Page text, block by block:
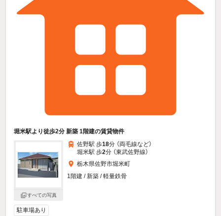
堀米駅より徒歩2分 新築 1階建の賃貸物件
すべての写真
佐野駅 歩18分 （両毛線など）
堀米駅 歩2分 （東武佐野線）
栃木県佐野市堀米町
1階建 / 新築 / 軽量鉄骨
駐車場あり